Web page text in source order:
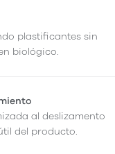
plastificantes sin
biológico.
al deslizamento
del producto.